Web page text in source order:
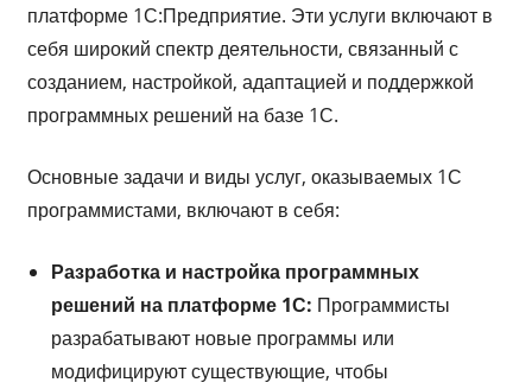
платформе 1С:Предприятие. Эти услуги включают в
себя широкий спектр деятельности, связанный с
созданием, настройкой, адаптацией и поддержкой
программных решений на базе 1С.
Основные задачи и виды услуг, оказываемых 1С
программистами, включают в себя:
Разработка и настройка программных
решений на платформе 1С: Программисты
разрабатывают новые программы или
модифицируют существующие, чтобы